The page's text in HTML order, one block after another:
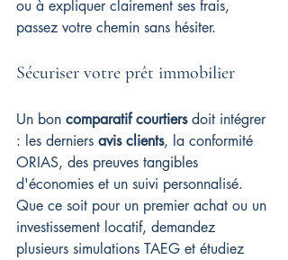
ou à expliquer clairement ses frais,
passez votre chemin sans hésiter.
Sécuriser votre prêt immobilier
Un bon comparatif courtiers doit intégrer
: les derniers avis clients, la conformité
ORIAS, des preuves tangibles
d'économies et un suivi personnalisé.
Que ce soit pour un premier achat ou un
investissement locatif, demandez
plusieurs simulations TAEG et étudiez